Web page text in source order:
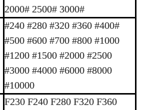
2000# 2500# 3000#
#240 #280 #320 #360 #400#
#500 #600 #700 #800 #1000
#1200 #1500 #2000 #2500
#3000 #4000 #6000 #8000
#10000
F230 F240 F280 F320 F360